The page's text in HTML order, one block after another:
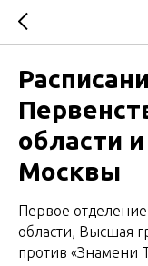
области
Москвы
Первое
области, Высшая
против «Знамени